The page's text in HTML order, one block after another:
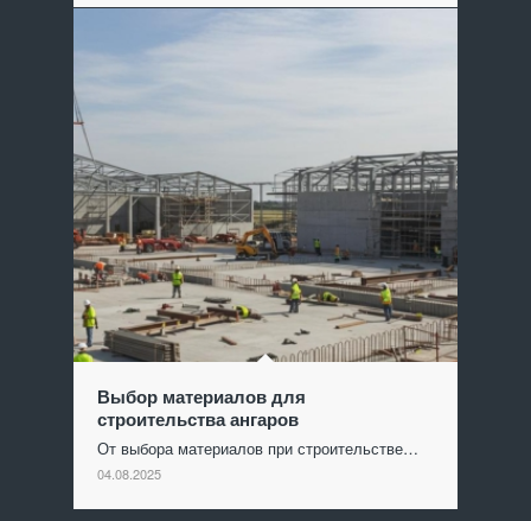
Выбор материалов для
строительства ангаров
От выбора материалов при строительстве…
04.08.2025